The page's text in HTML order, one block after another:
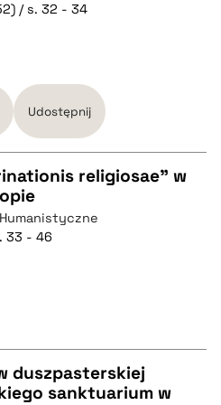
/ s. 32 - 34
Udostępnij
religiosae" w
33 - 46
duszpasterskiej
sanktuarium w